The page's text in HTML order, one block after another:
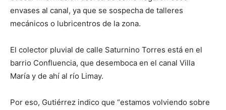
envases al canal, ya que se sospecha de talleres
mecánicos o lubricentros de la zona.
El colector pluvial de calle Saturnino Torres está en el
barrio Confluencia, que desemboca en el canal Villa
María y de ahí al río Limay.
Por eso, Gutiérrez indico que “estamos volviendo sobre